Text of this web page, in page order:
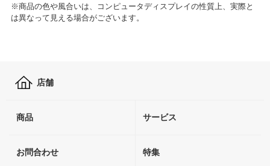
※商品の色や風合いは、コンピュータディスプレイの性質上、実際と
は異なって見える場合がございます。
店舗
商品 サービス
お問合わせ 特集